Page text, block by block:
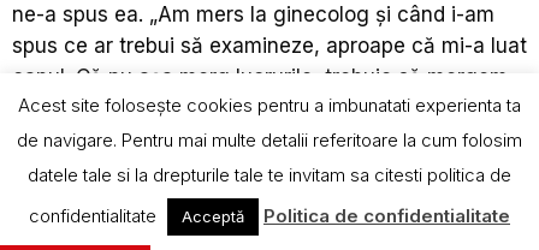
ne-a spus ea. „Am mers la ginecolog și când i-am
spus ce ar trebui să examineze, aproape că mi-a luat
capul. Că nu așa merg lucrurile, trebuie să mergem
la ginecologul legist, judecătoria trebuie să ne dea
trimiterea la medicul legist. […] S-a uitat la burta ei la
ecograf, a spus că nu era însărcinată. Am spus OK,
mulțumesc, și asta a fost tot”, a rememorat
Bojoievschi episodul.
Acest site foloseşte cookies pentru a imbunatati experienta ta
de navigare. Pentru mai multe detalii referitoare la cum folosim
datele tale si la drepturile tale te invitam sa citesti politica de
confidentialitate
Acceptă Politica de confidentialitate